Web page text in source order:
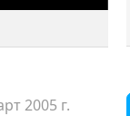
2005 г.